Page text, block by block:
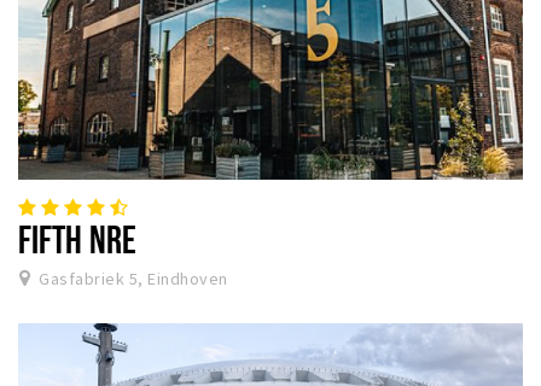
FIFTH NRE
Gasfabriek 5, Eindhoven